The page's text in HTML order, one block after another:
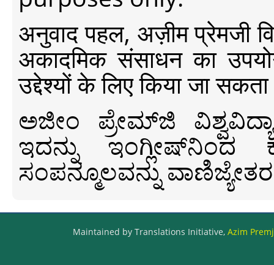
अनुवाद पहल, अज़ीम प्रेमजी
अकादमिक संसाधन का
उद्देश्यों के लिए किया जा
ಅಜೀಂ ಪ್ರೇಮ್‍ಜಿ
ಇದನ್ನು ಇಂಗ್ಲೀಷ್‍ನಿಂದ
ಸಂಪನ್ಮೂಲವನ್ನು
Maintained by Translations Initiative, Azim